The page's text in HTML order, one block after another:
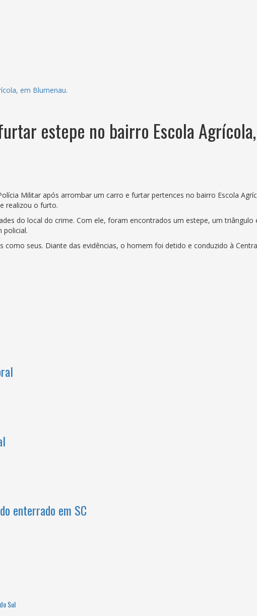
em Blumenau.
estepe no bairro Escola
Militar após arrombar um carro e furtar pertences no bairro Escola
realizou o furto.
do local do crime. Com ele, foram encontrados um estepe, um
policial.
seus. Diante das evidências, o homem foi detido e conduzido à
enterrado em SC
Sul